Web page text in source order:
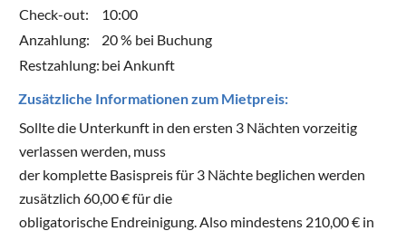
Check-out:
10:00
Anzahlung:
20 % bei Buchung
Restzahlung: bei Ankunft
Zusätzliche Informationen zum Mietpreis:
Sollte die Unterkunft in den ersten 3 Nächten vorzeitig
verlassen werden, muss
der komplette Basispreis für 3 Nächte beglichen werden
zusätzlich 60,00 € für die
obligatorische Endreinigung. Also mindestens 210,00 € in